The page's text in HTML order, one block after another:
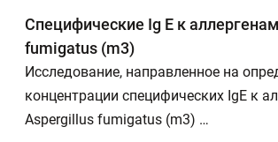
Специфические Ig E к
fumigatus (m3)
Исследование, направленное на
концентрации специфических IgE к
Aspergillus fumigatus (m3) …